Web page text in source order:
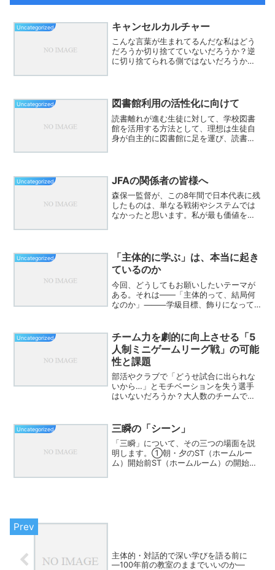
Uncategorized キャンセルカルチャー
こんな言葉が生まれてるんだな私はどう
だろうか切り捨てていないだろうか？逆
に切り捨てられる側ではないだろうか？
Uncategorized 図書館利用の活性化に向けて
読書離れが進む生徒に対して、学校図書
館を活用する方法として、理想は生徒自
身が自主的に図書館に足を運び、読書に
で、教員が定期的に図書館に行...
Uncategorized JFAの関係者の皆様へ
森保一監督が、この8年間で日本代表に残
したものは、単なる戦術やシステムでは
なかったと思います。私が最も価値を感
をもってプレーする。そ...
Uncategorized
「主体的に学ぶ」は、本当に起き
ているのか
今回、どうしてもお願いしたいテーマが
ある。それは——「主体的って、結局何
なのか」⸻学級目標、飾りになって
的で深い学び」どの学校でも耳にする言
葉だ。でも、ふと立ち止まっ...
Uncategorized
チーム力を劇的に向上させる「5
人制ミニゲームリーグ戦」の可能
性と課題
部活やクラブで「どうせ試合に出られな
いから…」とモチベーションを失う選手
はいないだろうか？大人数のチームで
内5人制ミニゲームリーグ戦を導入すると
いう新しい方法が、選手た...
Uncategorized 三瞬の「シーン」
「三瞬」について、その三つの場面を説
明します。①朝・夕のST（ホームルー
ム）開始前ST（ホームルーム）の開始前
主体的・対話的で深い学びを語る前に
―100年前の教室のままでいいのか―